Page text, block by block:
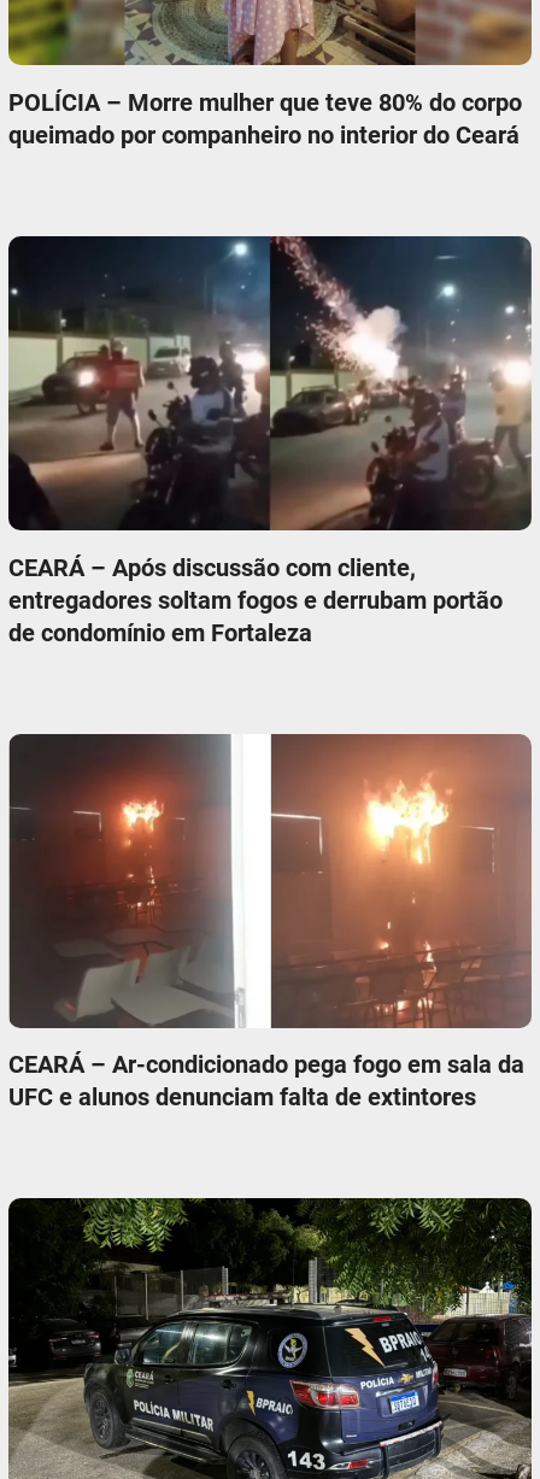
POLÍCIA – Morre mulher que teve 80% do corpo
queimado por companheiro no interior do Ceará
CEARÁ – Após discussão com cliente,
entregadores soltam fogos e derrubam portão
de condomínio em Fortaleza
CEARÁ – Ar-condicionado pega fogo em sala da
UFC e alunos denunciam falta de extintores